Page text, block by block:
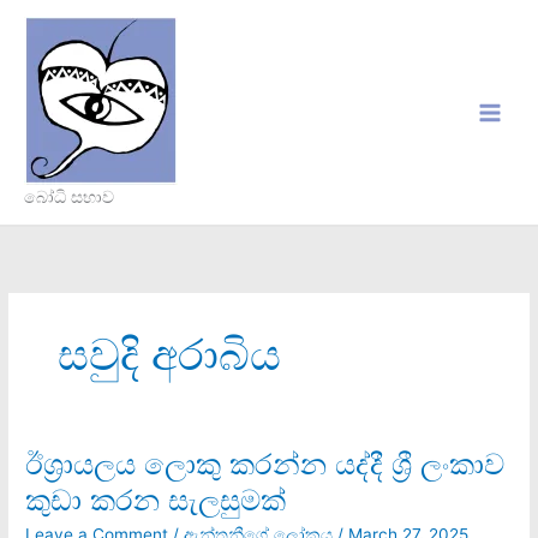
content
බෝධි සභාව
සවුදි අරාබිය
ඊශ්‍රායලය ලොකු කරන්න යද්දී ශ්‍රී ලංකාව
කුඩා කරන සැලසුමක්
ඊශ්‍රායලය
ලොකු
කරන්න
යද්දී